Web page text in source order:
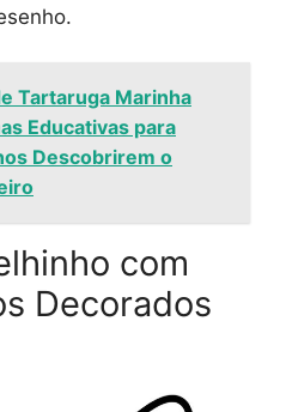
Tartaruga Marinha
Educativas para
Descobrirem o
com
Decorados